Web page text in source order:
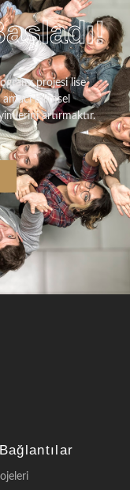
projesi lise
bilimsel
artırmaktır.